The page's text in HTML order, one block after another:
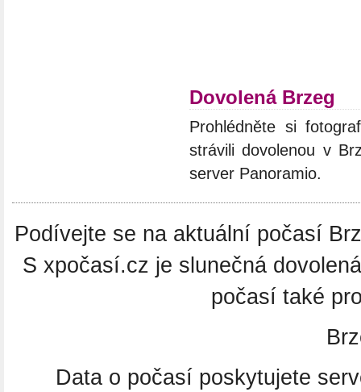
Dovolená Brzeg
Prohlédněte si
strávili dovolenou v
server Panoramio.
Podívejte se na aktuální počasí
S xpočasí.cz je slunečná
počasí také
Data o počasí poskytujete